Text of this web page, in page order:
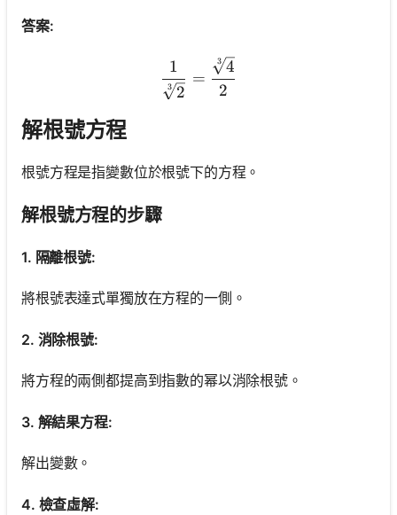
答案:
3 2
1
=
2
3 4
解根號方程
根號方程是指變數位於根號下的方程。
解根號方程的步驟
1. 隔離根號:
將根號表達式單獨放在方程的一側。
2. 消除根號:
將方程的兩側都提高到指數的幂以消除根號。
3. 解結果方程:
解出變數。
4. 檢查虛解: